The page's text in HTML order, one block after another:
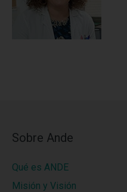
Sobre Ande
Qué es ANDE
Misión y Visión